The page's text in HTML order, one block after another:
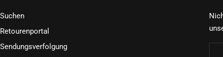
Suchen
Retourenportal
Sendungsverfolgung